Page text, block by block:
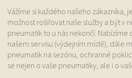
Vážíme si každého našeho zákazníka,
možnost rošiřovat naše služby a být v
pneumatik to u nás nekončí.
našem servisu (výdejním místě), dále
pneumatik na sezónu, ochranné
se nejen o vaše pneumatiky, ale i o